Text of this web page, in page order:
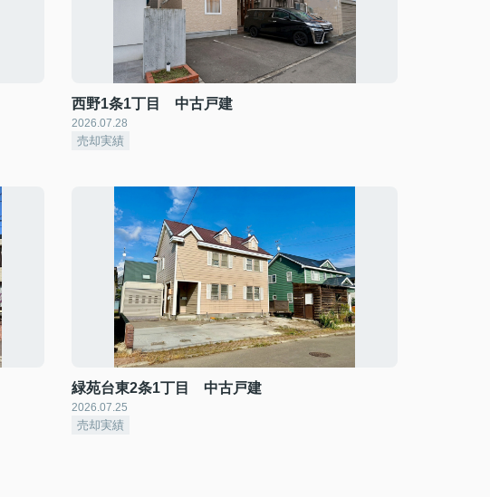
西野1条1丁目 中古戸建
2026.07.28
売却実績
緑苑台東2条1丁目 中古戸建
2026.07.25
売却実績